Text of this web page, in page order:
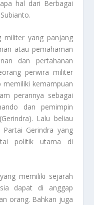
hal dari Berbagai
.
militer yang panjang
atau pemahaman
dan pertahanan
perwira militer
kemampuan
perannya sebagai
dan pemimpin
Lalu beliau
Gerindra yang
politik utama di
memiliki sejarah
dapat di anggap
orang. Bahkan juga